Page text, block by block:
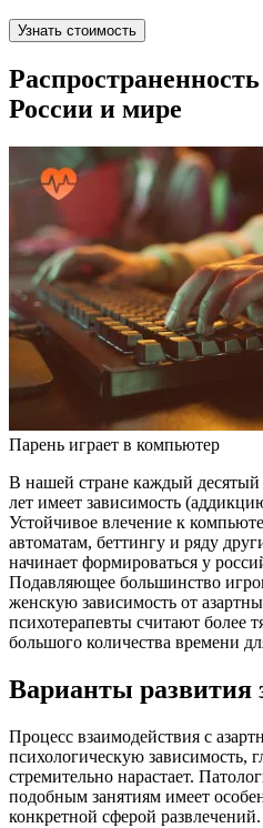
Узнать стоимость
России и мире
Парень играет в компьютер
В нашей стране каждый
лет имеет зависимость
Устойчивое влечение к
автоматам, беттингу и ряду
начинает формироваться у
Подавляющее большинство
женскую зависимость от
психотерапевты считают более
большого количества времени
Варианты развития
Процесс взаимодействия с
психологическую зависимость,
стремительно нарастает.
подобным занятиям имеет
конкретной сферой развлечений.